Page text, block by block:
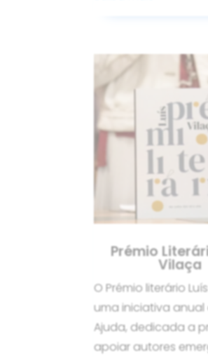
Prémio
Vilaça
O Prémio literário
uma iniciativa
Ajuda, dedicada a
apoiar autores